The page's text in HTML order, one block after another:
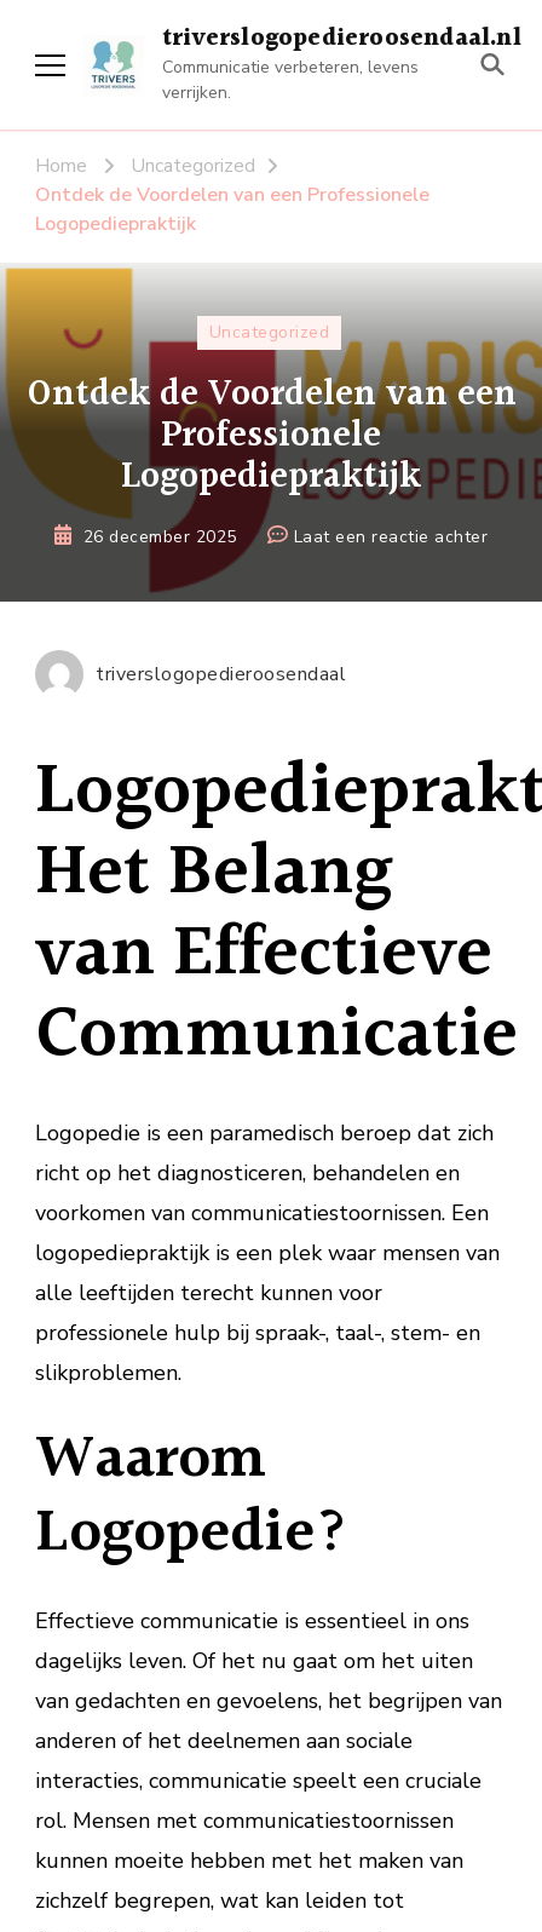
triverslogopedieroosendaal.nl
Communicatie verbeteren, levens
verrijken.
Home
Uncategorized
Ontdek de Voordelen van een Professionele
Logopediepraktijk
Uncategorized
Ontdek de Voordelen van een
Professionele
Logopediepraktijk
26 december 2025 Laat een reactie achterop
de
triverslogopedieroosendaal
Het Belang
van Effectieve
Communicatie
Logopedie is een paramedisch beroep dat zich
richt op het diagnosticeren, behandelen en
voorkomen van communicatiestoornissen. Een
logopediepraktijk is een plek waar mensen van
alle leeftijden terecht kunnen voor
professionele hulp bij spraak-, taal-, stem- en
slikproblemen.
Waarom
Logopedie?
Effectieve communicatie is essentieel in ons
dagelijks leven. Of het nu gaat om het uiten
van gedachten en gevoelens, het begrijpen van
anderen of het deelnemen aan sociale
interacties, communicatie speelt een cruciale
rol. Mensen met communicatiestoornissen
kunnen moeite hebben met het maken van
zichzelf begrepen, wat kan leiden tot